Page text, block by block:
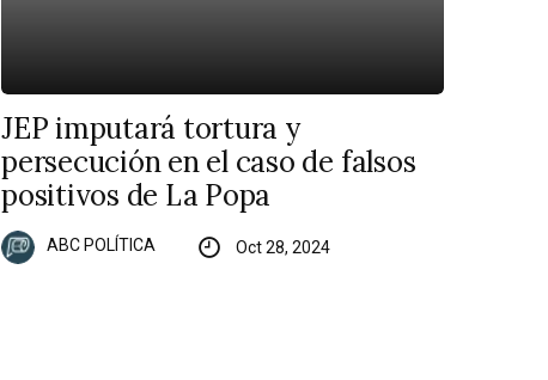
JEP imputará tortura y
persecución en el caso de falsos
positivos de La Popa
ABC POLÍTICA Oct 28, 2024